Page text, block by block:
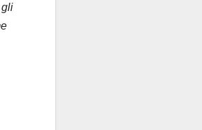
gli